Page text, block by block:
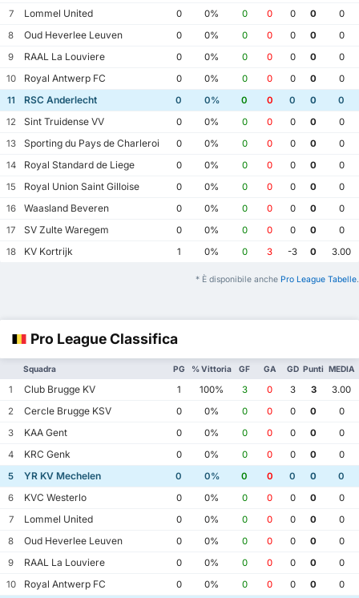
7
Lommel United 0 0% 0 0 0 0
0
8
Oud Heverlee Leuven 0 0% 0 0 0 0
0
9
RAAL La Louviere 0 0% 0 0 0 0
0
10
Royal Antwerp FC 0 0% 0 0 0 0
0
11
RSC Anderlecht 0 0% 0 0 0 0
0
12
Sint Truidense VV 0 0% 0 0 0 0
0
13
Sporting du Pays de Charleroi 0 0% 0 0 0 0
0
14
Royal Standard de Liege 0 0% 0 0 0 0
0
15
Royal Union Saint Gilloise 0 0% 0 0 0 0
0
16
Waasland Beveren 0 0% 0 0 0 0
0
17
SV Zulte Waregem 0 0% 0 0 0 0
0
18
KV Kortrijk 1 0% 0 3 -3 0 3.00
* È disponibile anche Pro League Tabelle.
Pro League Classifica
Squadra PG % Vittoria GF GA GD Punti MEDIA
1 Club Brugge KV 1 100% 3 0 3 3
3.00
2
Cercle Brugge KSV 0 0% 0 0 0 0
0
3
KAA Gent 0 0% 0 0 0 0
0
4
KRC Genk 0 0% 0 0 0 0
0
5
YR KV Mechelen 0 0% 0 0 0 0
0
6
KVC Westerlo 0 0% 0 0 0 0
0
7
Lommel United 0 0% 0 0 0 0
0
8
Oud Heverlee Leuven 0 0% 0 0 0 0
0
9
RAAL La Louviere 0 0% 0 0 0 0
0
10
Royal Antwerp FC 0 0% 0 0 0 0
0